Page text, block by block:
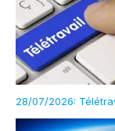
28/07/2026: